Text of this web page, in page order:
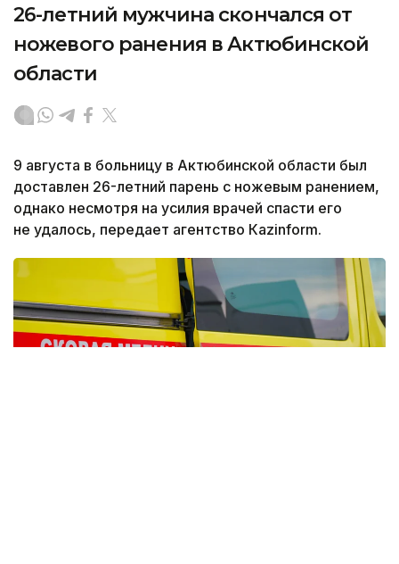
26-летний мужчина скончался от
ножевого ранения в Актюбинской
области
9 августа в больницу в Актюбинской области был
доставлен 26-летний парень с ножевым ранением,
однако несмотря на усилия врачей спасти его
не удалось, передает агентство Кazinform.